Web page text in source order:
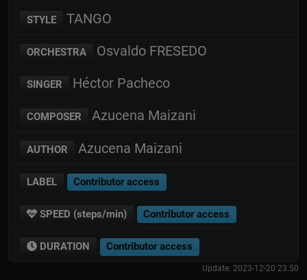
STYLE TANGO
ORCHESTRA Osvaldo FRESEDO
SINGER Héctor Pacheco
COMPOSER Azucena Maizani
AUTHOR Azucena Maizani
LABEL Contributor access
SPEED (steps/min) Contributor access
DURATION Contributor access
Update: 2023-12-20 23:50